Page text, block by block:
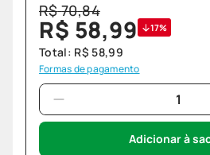
R$70,84
R$ 58,99 17%
Total: R$ 58,99
Formas de pagamento
Adicionar à